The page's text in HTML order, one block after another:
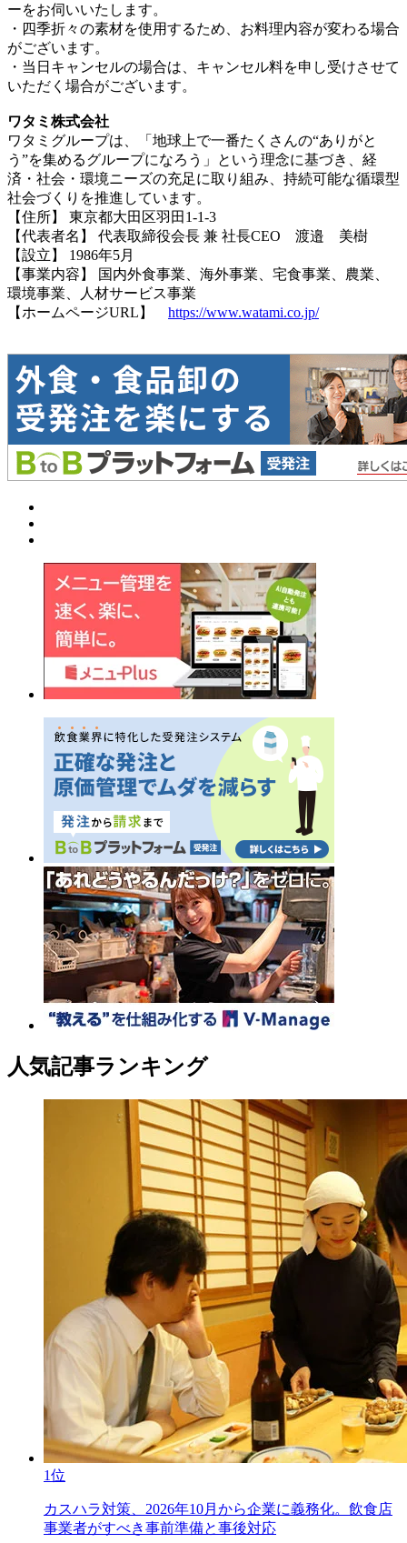
ーをお伺いいたします。
・四季折々の素材を使用するため、お料理内容が変わる場合
がございます。
・当日キャンセルの場合は、キャンセル料を申し受けさせて
いただく場合がございます。
ワタミ株式会社
ワタミグループは、「地球上で一番たくさんの“ありがと
う”を集めるグループになろう」という理念に基づき、経
済・社会・環境ニーズの充足に取り組み、持続可能な循環型
社会づくりを推進しています。
【住所】 東京都大田区羽田1-1-3
【代表者名】 代表取締役会長 兼 社長CEO 渡邉 美樹
【設立】 1986年5月
【事業内容】 国内外食事業、海外事業、宅食事業、農業、
環境事業、人材サービス事業
【ホームページURL】 https://www.watami.co.jp/
人気記事ランキング
1位
カスハラ対策、2026年10月から企業に義務化。飲食店
事業者がすべき事前準備と事後対応